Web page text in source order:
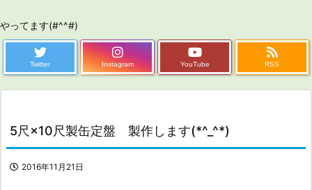
やってます(#^^#)
Twitter Instagram YouTube RSS
5尺×10尺製缶定盤 製作します(*^_^*)
2016年11月21日